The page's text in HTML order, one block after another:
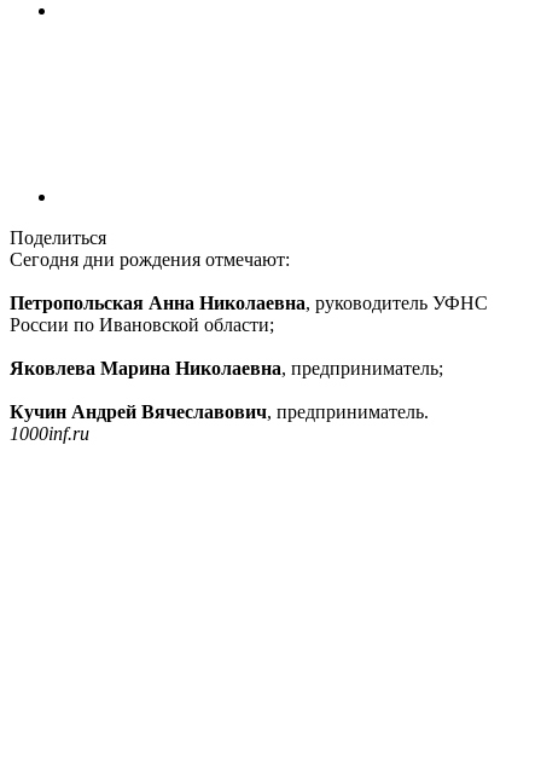
Поделиться
Сегодня дни рождения отмечают:
Петропольская Анна Николаевна, руководитель УФНС
России по Ивановской области;
Яковлева Марина Николаевна, предприниматель;
Кучин Андрей Вячеславович, предприниматель.
1000inf.ru